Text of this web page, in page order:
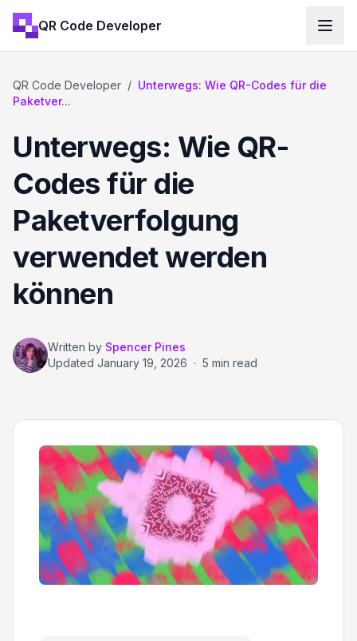
QR Code Developer
QR Code Developer / Unterwegs: Wie QR-Codes für die
Paketver...
Unterwegs: Wie QR-
Codes für die
Paketverfolgung
verwendet werden
können
Written by Spencer Pines
Updated January 19, 2026 · 5 min read